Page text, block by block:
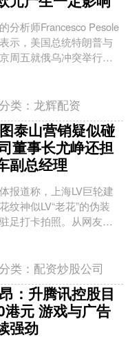
分析师Francesco Pesole
示，美国总统特朗普与
周五就俄乌冲突举行的
元产生影响。 “如果在未
类： 龙辉配资
泰山营销疑似碰
董事长尤峥还担
副总经理
报道称，上海LV巨轮建
纹神似LV“老花”的伪装
足打卡拍照。从网友拍
似乎是一辆大型SUV，
....
类： 配资炒股公司
：升腾讯控股目
港元 游戏与广告
强劲